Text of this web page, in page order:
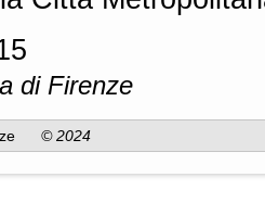
di Firenze
© 2024